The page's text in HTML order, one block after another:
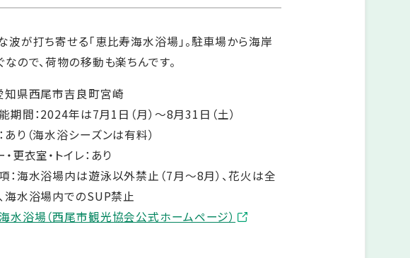
波が打ち寄せる「恵比寿海水浴場」。駐車場から海岸
なので、荷物の移動も楽ちんです。
知県西尾市吉良町宮崎
期間：2024年は7月1日（月）～8月31日（土）
あり（海水浴シーズンは有料）
更衣室・トイレ：あり
：海水浴場内は遊泳以外禁止（7月～8月）、花火は全
海水浴場内でのSUP禁止
水浴場（西尾市観光協会公式ホームページ）